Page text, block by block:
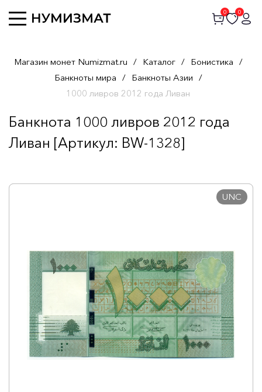
0 0
Магазин монет Numizmat.ru / Каталог / Бонистика /
Банкноты мира / Банкноты Азии /
1000 ливров 2012 года Ливан
Банкнота 1000 ливров 2012 года
Ливан [Артикул: BW-1328]
UNC